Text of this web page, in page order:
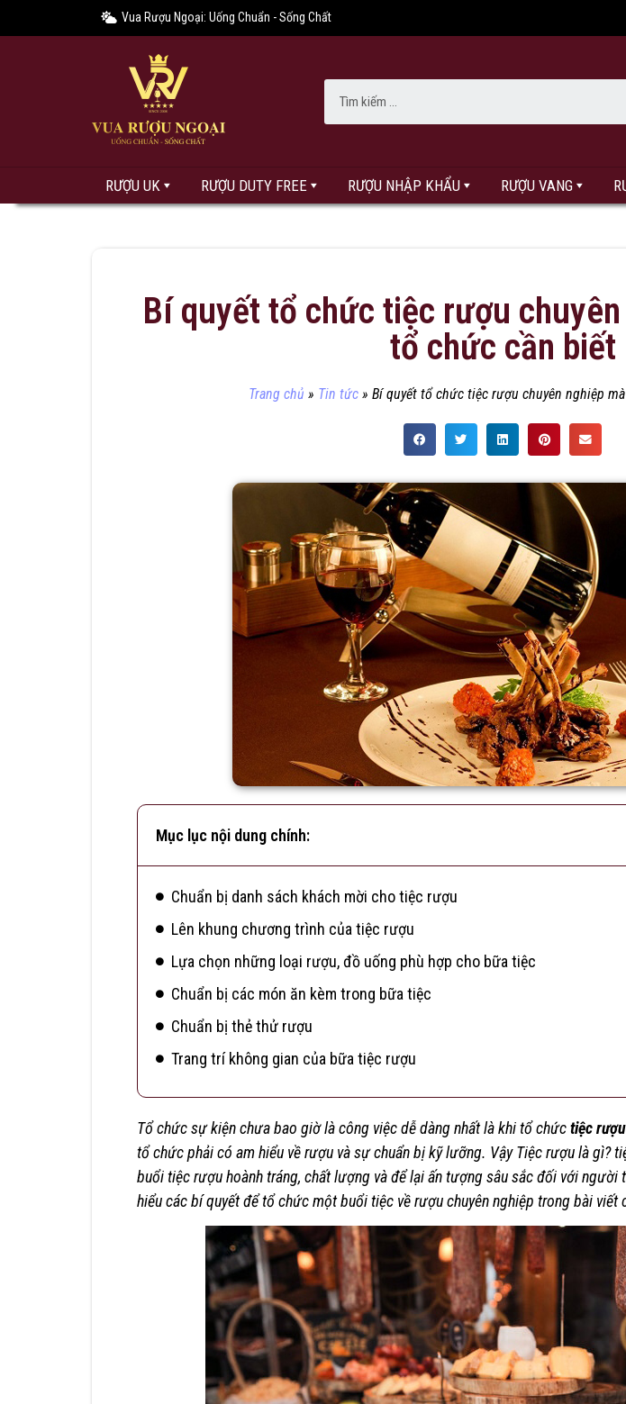
Vua Rượu Ngoại: Uống Chuẩn - Sống Chất
RƯỢU UK RƯỢU DUTY FREE RƯỢU NHẬP KHẨU RƯỢU VANG
Bí quyết tổ chức tiệc rượu
tổ chức cần biết
Trang chủ » Tin tức» Bí quyết tổ chức tiệc rượu chuyên nghiệp
Mục lục nội dung chính:
Chuẩn bị danh sách khách mời cho tiệc rượu
Lên khung chương trình của tiệc rượu
Lựa chọn những loại rượu, đồ uống phù hợp cho bữa tiệc
Chuẩn bị các món ăn kèm trong bữa tiệc
Chuẩn bị thẻ thử rượu
Trang trí không gian của bữa tiệc rượu
Tổ chức sự kiện chưa bao giờ là công việc dễ dàng nhất là khi tổ chứctiệc rượu
tổ chức phải có am hiểu về rượu và sự chuẩn bị kỹ lưỡng. Vậy Tiệc rượu là gì?
buổi tiệc rượu hoành tráng, chất lượng và để lại ấn tượng sâu sắc đối với người
hiểu các bí quyết để tổ chức một buổi tiệc về rượu chuyên nghiệp trong bài viết